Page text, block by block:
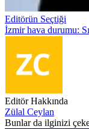
Editörün Seçtiği
İzmir hava durumu:
Editör Hakkında
Zülal Ceylan
Bunlar da ilginizi